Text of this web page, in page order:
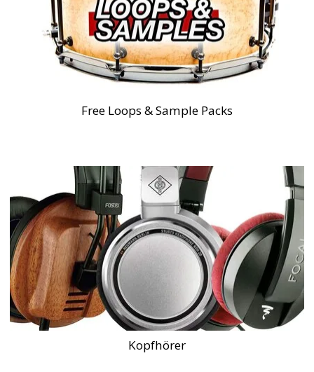
Free Loops & Sample Packs
Kopfhörer